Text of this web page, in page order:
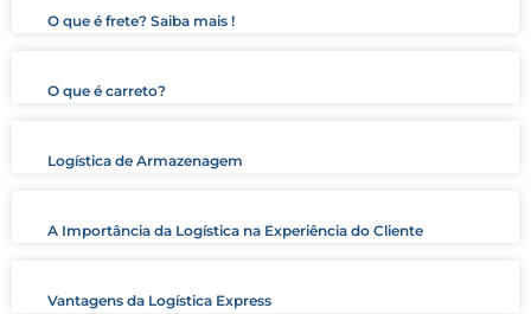
O que é frete? Saiba mais !
O que é carreto?
Logística de Armazenagem
A Importância da Logística na Experiência do Cliente
Vantagens da Logística Express